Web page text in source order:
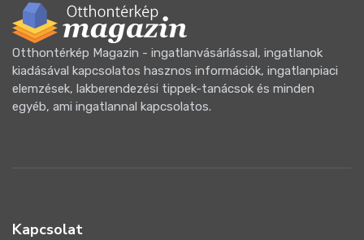
Otthontérkép Magazin - ingatlanvásárlással, ingatlanok
kiadásával kapcsolatos hasznos információk, ingatlanpiaci
elemzések, lakberendezési tippek-tanácsok és minden
egyéb, ami ingatlannal kapcsolatos.
Kapcsolat